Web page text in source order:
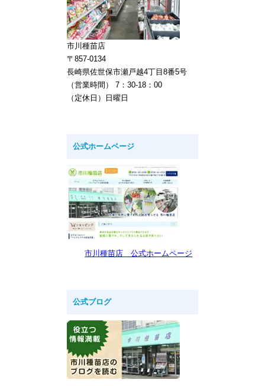
市川種苗店
〒857-0134
長崎県佐世保市瀬戸越4丁目8番5号
（営業時間） 7：30-18：00
（定休日）日曜日
公式ホームページ
市川種苗店 公式ホームページ
公式ブログ